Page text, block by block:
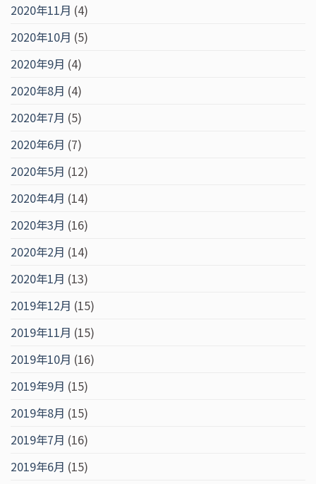
2020年11月 (4)
2020年10月 (5)
2020年9月 (4)
2020年8月 (4)
2020年7月 (5)
2020年6月 (7)
2020年5月 (12)
2020年4月 (14)
2020年3月 (16)
2020年2月 (14)
2020年1月 (13)
2019年12月 (15)
2019年11月 (15)
2019年10月 (16)
2019年9月 (15)
2019年8月 (15)
2019年7月 (16)
2019年6月 (15)